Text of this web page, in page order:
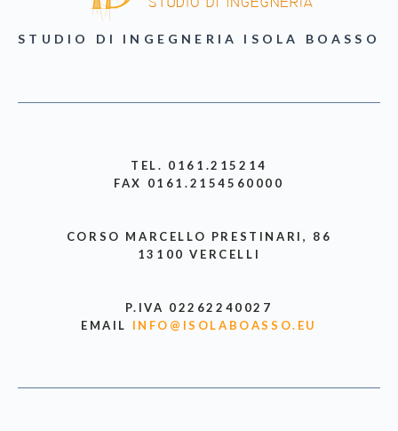
STUDIO DI INGEGNERIA ISOLA BOASSO
TEL. 0161.215214
FAX 0161.2154560000
CORSO MARCELLO PRESTINARI, 86
13100 VERCELLI
P.IVA 02262240027
EMAIL INFO@ISOLABOASSO.EU